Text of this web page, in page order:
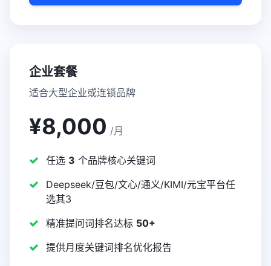
企业套餐
适合大型企业或连锁品牌
¥8,000 /月
任选 3 个品牌核心关键词
Deepseek/豆包/文心/通义/KIMI/元宝平台任
选其3
精准提问词排名达标 50+
提供月度关键词排名优化报告